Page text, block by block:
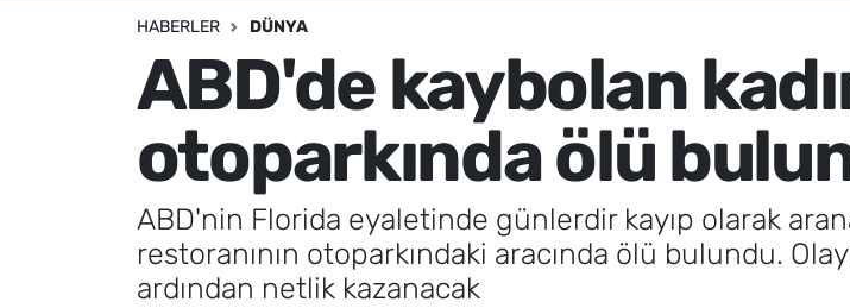
HABERLER DÜNYA
ABD'de kaybolan
otoparkında ölü
ABD'nin Florida eyaletinde günlerdir kayıp olarak
restoranının otoparkındaki aracında ölü bulundu.
ardından netlik kazanacak